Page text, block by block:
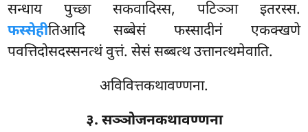
सन्धाय पुच्छा सकवादिस्स, पटिञ्ञा इतरस्स.
फस्सेहीतिआदि सब्बेसं फस्सादीनं एकक्खणे
पवत्तिदोसदस्सनत्थं वुत्तं. सेसं सब्बत्थ उत्तानत्थमेवाति.
अविवित्तकथावण्णना.
३. सञ्ञोजनकथावण्णना